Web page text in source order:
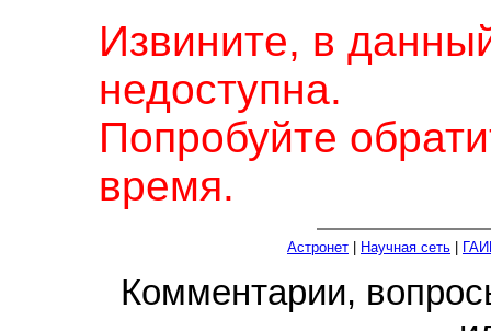
Извините, в
недоступна.
Попробуйте
время.
Астронет Научная сеть
Комментарии,